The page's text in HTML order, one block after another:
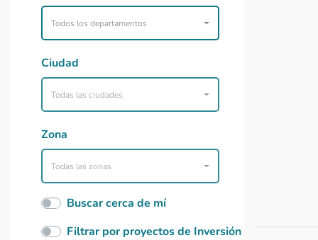
Todos los departamentos
Ciudad
Todas las ciudades
Zona
Todas las zonas
Buscar cerca de mí
Filtrar por proyectos de Inversión